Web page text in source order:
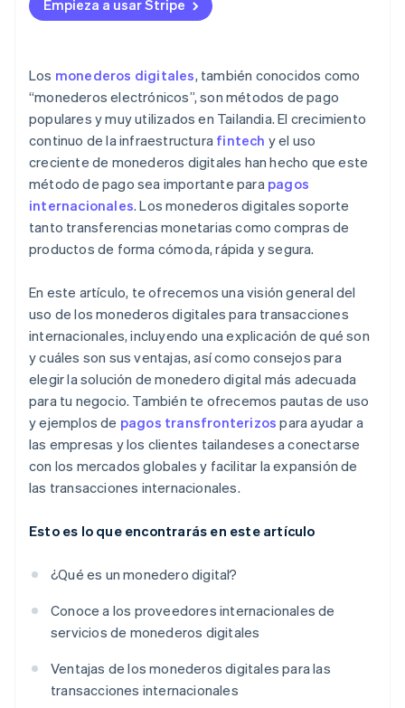
Mejora la competitividad
Experiencia en asuntos legales
Vincula una cuenta bancaria o una tarjeta de crédito
Envía la información y espera a que la aprueben
Empieza a usar monederos digitales para tus
transacciones internacionales
Consulta los tipos de cambio y las comisiones
Verifica tu identidad y realiza una transferencia
Ejemplos de monederos digitales que se usan a nivel
internacional
Empieza a usar Stripe
Los monederos digitales, también conocidos como
“monederos electrónicos”, son métodos de pago
populares y muy utilizados en Tailandia. El crecimiento
continuo de la infraestructura fintech y el uso
creciente de monederos digitales han hecho que este
método de pago sea importante para pagos
internacionales. Los monederos digitales soporte
tanto transferencias monetarias como compras de
productos de forma cómoda, rápida y segura.
En este artículo, te ofrecemos una visión general del
uso de los monederos digitales para transacciones
internacionales, incluyendo una explicación de qué son
y cuáles son sus ventajas, así como consejos para
elegir la solución de monedero digital más adecuada
para tu negocio. También te ofrecemos pautas de uso
y ejemplos de pagos transfronterizos para ayudar a
las empresas y los clientes tailandeses a conectarse
con los mercados globales y facilitar la expansión de
las transacciones internacionales.
Esto es lo que encontrarás en este artículo
¿Qué es un monedero digital?
Conoce a los proveedores internacionales de
servicios de monederos digitales
Ventajas de los monederos digitales para las
transacciones internacionales